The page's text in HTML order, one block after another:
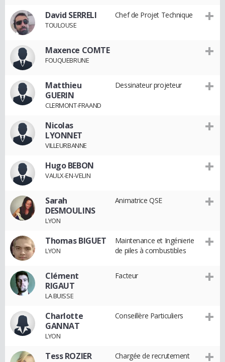
David SERRELI
TOULOUSE
Chef de Projet Technique
Maxence COMTE
FOUQUEBRUNE
Matthieu
GUERIN
CLERMONT-FRAAND
Dessinateur projeteur
Nicolas
LYONNET
VILLEURBANNE
Hugo BEBON
VAULX-EN-VELIN
Sarah
DESMOULINS
LYON
Animatrice QSE
Thomas BIGUET
LYON
Maintenance et Ingénierie
de piles à combustibles
Clément
RIGAUT
LA BUISSE
Facteur
Charlotte
GANNAT
LYON
Conseillère Particuliers
Tess ROZIER Chargée de recrutement